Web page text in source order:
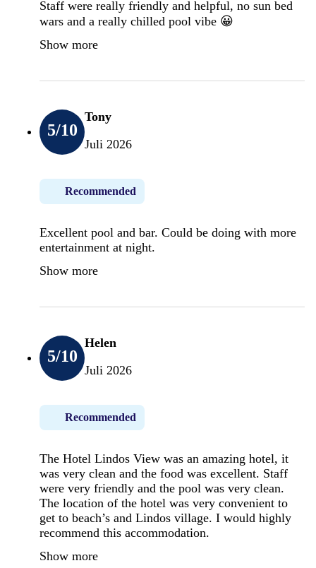
Staff were really friendly and helpful, no sun bed
wars and a really chilled pool vibe 😀
Show more
5/10
Tony
Juli 2026
Recommended
Excellent pool and bar. Could be doing with more
entertainment at night.
Show more
5/10
Helen
Juli 2026
Recommended
The Hotel Lindos View was an amazing hotel, it
was very clean and the food was excellent. Staff
were very friendly and the pool was very clean.
The location of the hotel was very convenient to
get to beach’s and Lindos village. I would highly
recommend this accommodation.
Show more